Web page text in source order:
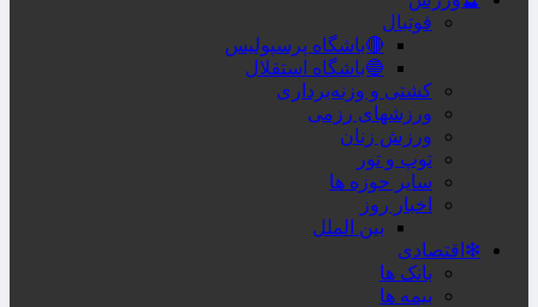
فوتبال
🔴باشگاه پرسپولیس
🔵باشگاه استقلال
کشتی و وزنه‌برداری
ورزشهای رزمی
ورزش زنان
توپ و تور
سایر حوزه ها
اخبار روز
بین الملل
❇اقتصادی
بانک ها
بیمه ها